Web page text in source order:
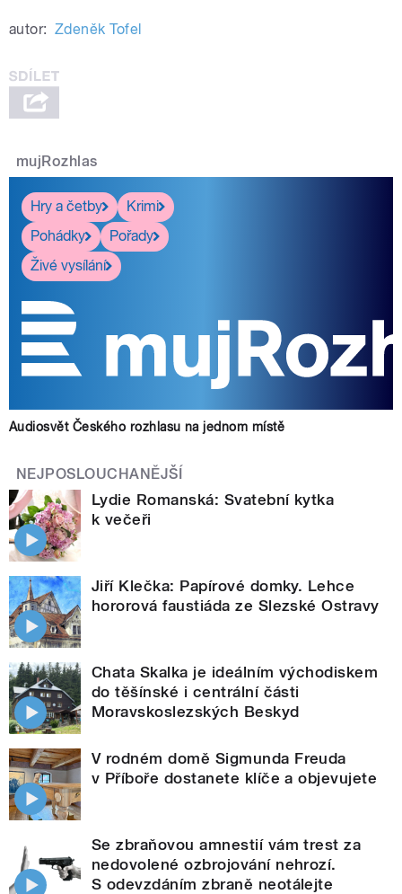
autor: Zdeněk Tofel
mujRozhlas
Hry a četby
Krimi
Pohádky
Pořady
Živé vysílání
Audiosvět Českého rozhlasu na jednom místě
NEJPOSLOUCHANĚJŠÍ
Lydie Romanská: Svatební kytka
k večeři
Jiří Klečka: Papírové domky. Lehce
hororová faustiáda ze Slezské Ostravy
Chata Skalka je ideálním východiskem
do těšínské i centrální části
Moravskoslezských Beskyd
V rodném domě Sigmunda Freuda
v Příboře dostanete klíče a objevujete
Se zbraňovou amnestií vám trest za
nedovolené ozbrojování nehrozí.
S odevzdáním zbraně neotálejte